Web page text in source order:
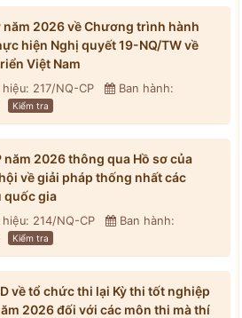
năm 2026 về Chương trình hành
hiện Nghị quyết 19-NQ/TW về
Việt Nam
hiệu: 217/NQ-CP
Ban hành:
Kiểm tra
năm 2026 thông qua Hồ sơ của
về giải pháp thống nhất các
quốc gia
hiệu: 214/NQ-CP
Ban hành:
Kiểm tra
về tổ chức thi lại Kỳ thi tốt nghiệp
2026 đối với các môn thi mà thí